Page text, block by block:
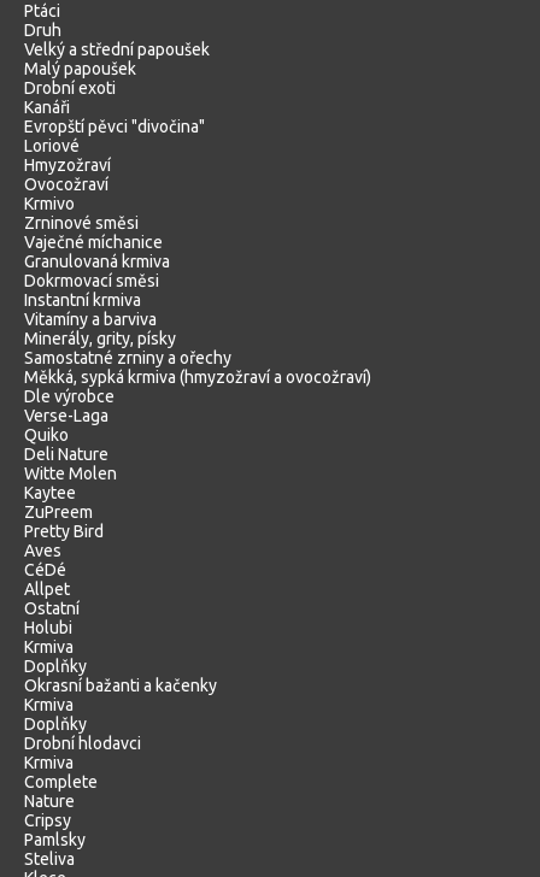
Ptáci
Druh
Velký a střední papoušek
Malý papoušek
Drobní exoti
Kanáři
Evropští pěvci "divočina"
Loriové
Hmyzožraví
Ovocožraví
Krmivo
Zrninové směsi
Vaječné míchanice
Granulovaná krmiva
Dokrmovací směsi
Instantní krmiva
Vitamíny a barviva
Minerály, grity, písky
Samostatné zrniny a ořechy
Měkká, sypká krmiva (hmyzožraví a ovocožraví)
Dle výrobce
Verse-Laga
Quiko
Deli Nature
Witte Molen
Kaytee
ZuPreem
Pretty Bird
Aves
CéDé
Allpet
Ostatní
Holubi
Krmiva
Doplňky
Okrasní bažanti a kačenky
Krmiva
Doplňky
Drobní hlodavci
Krmiva
Complete
Nature
Cripsy
Pamlsky
Steliva